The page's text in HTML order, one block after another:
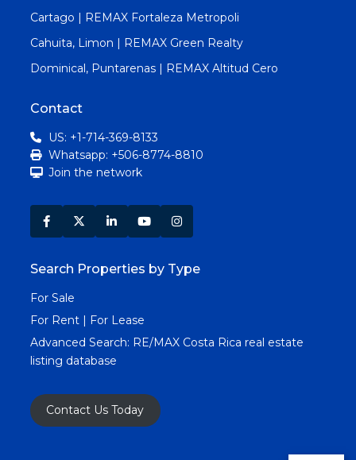
Cartago | REMAX Fortaleza Metropoli
Cahuita, Limon | REMAX Green Realty
Dominical, Puntarenas | REMAX Altitud Cero
Contact
US: +1-714-369-8133
Whatsapp: +506-8774-8810
Join the network
Search Properties by Type
For Sale
For Rent | For Lease
Advanced Search: RE/MAX Costa Rica real estate
listing database
Contact Us Today